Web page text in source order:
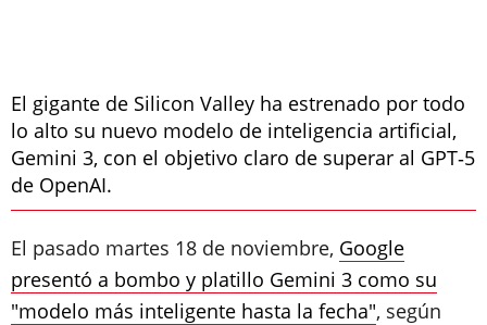
El gigante de Silicon Valley ha estrenado por todo
lo alto su nuevo modelo de inteligencia artificial,
Gemini 3, con el objetivo claro de superar al GPT‑5
de OpenAI.
El pasado martes 18 de noviembre, Google
presentó a bombo y platillo Gemini 3 como su
"modelo más inteligente hasta la fecha", según